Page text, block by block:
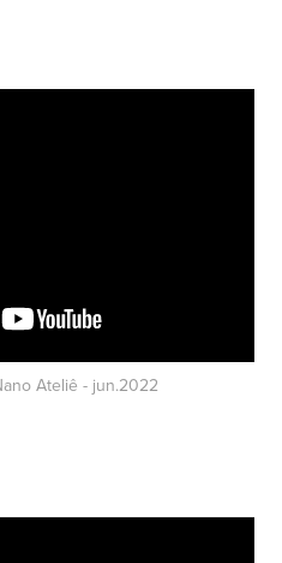
Ateliê - jun.2022